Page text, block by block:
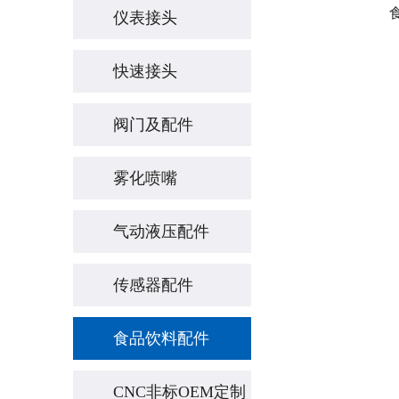
仪表接头
快速接头
阀门及配件
雾化喷嘴
气动液压配件
传感器配件
食品饮料配件
CNC非标OEM定制